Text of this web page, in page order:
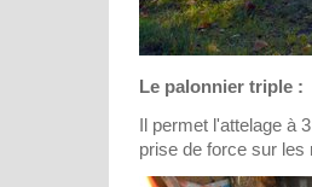
Le palonnier triple :
Il permet l'attelage à
prise de force sur les